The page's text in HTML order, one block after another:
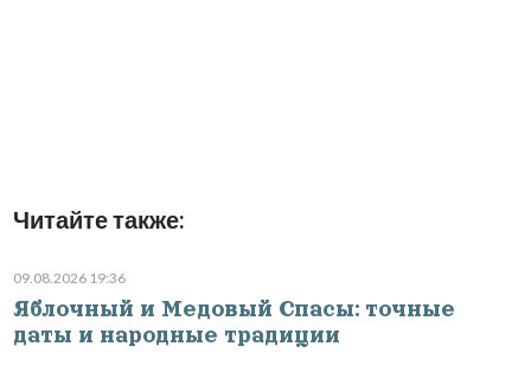
Читайте также:
09.08.2026 19:36
Яблочный и Медовый Спасы: точные
даты и народные традиции